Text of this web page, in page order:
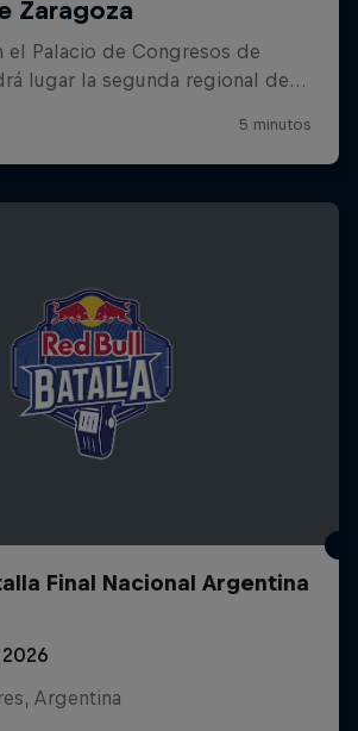
Final Nacional Argentina
Argentina